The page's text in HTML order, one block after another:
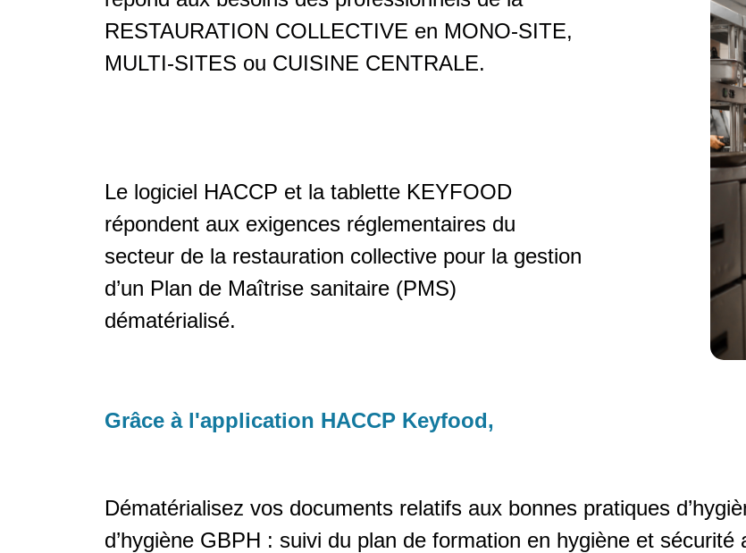
RESTAURATION COLLECTIVE en MONO-SITE,
MULTI-SITES ou CUISINE CENTRALE.
Le logiciel HACCP et la tablette KEYFOOD
répondent aux exigences réglementaires du
secteur de la restauration collective pour la gestion
d’un Plan de Maîtrise sanitaire (PMS)
dématérialisé.
Grâce à l'application HACCP Keyfood,
Dématérialisez vos documents relatifs aux bonnes pratiques
d’hygiène GBPH : suivi du plan de formation en hygiène et